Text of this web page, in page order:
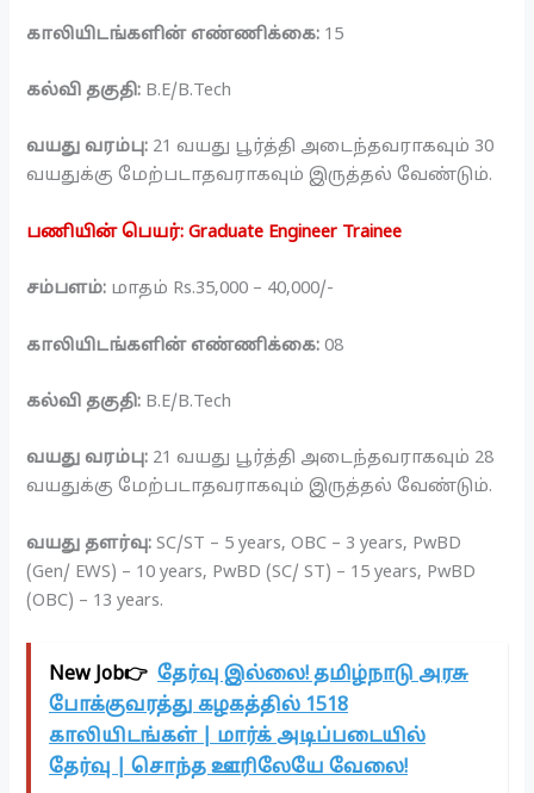
காலியிடங்களின் எண்ணிக்கை: 15
கல்வி தகுதி: B.E/B.Tech
வயது வரம்பு: 21 வயது பூர்த்தி அடைந்தவராகவும் 30
வயதுக்கு மேற்படாதவராகவும் இருத்தல் வேண்டும்.
பணியின் பெயர்: Graduate Engineer Trainee
சம்பளம்: மாதம் Rs.35,000 – 40,000/-
காலியிடங்களின் எண்ணிக்கை: 08
கல்வி தகுதி: B.E/B.Tech
வயது வரம்பு: 21 வயது பூர்த்தி அடைந்தவராகவும் 28
வயதுக்கு மேற்படாதவராகவும் இருத்தல் வேண்டும்.
வயது தளர்வு: SC/ST – 5 years, OBC – 3 years, PwBD
(Gen/ EWS) – 10 years, PwBD (SC/ ST) – 15 years, PwBD
(OBC) – 13 years.
New Job👉 தேர்வு இல்லை! தமிழ்நாடு அரசு
போக்குவரத்து கழகத்தில் 1518
காலியிடங்கள் | மார்க் அடிப்படையில்
தேர்வு | சொந்த ஊரிலேயே வேலை!